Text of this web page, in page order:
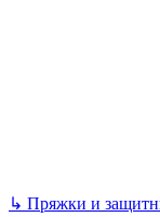
↳ Пряжки и